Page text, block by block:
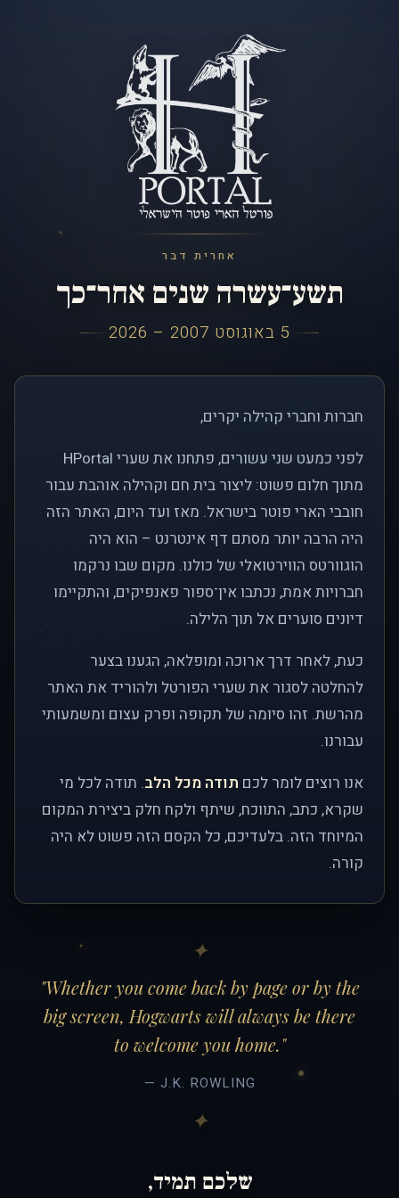
אחרית דבר
תשע־עשרה שנים אחר־כך
5 באוגוסט 2007 – 2026
חברות וחברי קהילה יקרים,
לפני כמעט שני עשורים, פתחנו את שערי HPortal
מתוך חלום פשוט: ליצור בית חם וקהילה אוהבת עבור
חובבי הארי פוטר בישראל. מאז ועד היום, האתר הזה
היה הרבה יותר מסתם דף אינטרנט – הוא היה
הוגוורטס הווירטואלי של כולנו. מקום שבו נרקמו
חברויות אמת, נכתבו אין־ספור פאנפיקים, והתקיימו
דיונים סוערים אל תוך הלילה.
כעת, לאחר דרך ארוכה ומופלאה, הגענו בצער
להחלטה לסגור את שערי הפורטל ולהוריד את האתר
מהרשת. זהו סיומה של תקופה ופרק עצום ומשמעותי
עבורנו.
אנו רוצים לומר לכם תודה מכל הלב. תודה לכל מי
שקרא, כתב, התווכח, שיתף ולקח חלק ביצירת המקום
המיוחד הזה. בלעדיכם, כל הקסם הזה פשוט לא היה
קורה.
"Whether you come back by page or by the
big screen, Hogwarts will always be there
to welcome you home."
— J.K. ROWLING
שלכם תמיד,